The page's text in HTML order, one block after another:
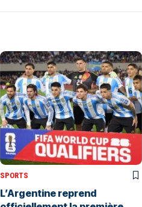
SPORTS
L’Argentine reprend